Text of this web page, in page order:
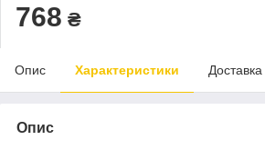
768 ₴
Опис Характеристики Доставка
Опис